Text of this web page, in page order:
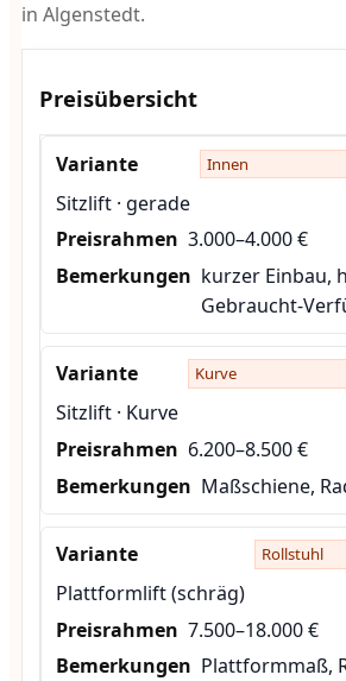
in Algenstedt.
Preisübersicht
Innen
Sitzlift · gerade
3.000–4.000 €
kurzer Einbau,
Gebraucht-
Kurve
Sitzlift · Kurve
6.200–8.500 €
Maßschiene,
Rollstuhl
Plattformlift (schräg)
7.500–18.000 €
Plattformmaß,